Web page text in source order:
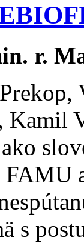
r.
FAMU
s